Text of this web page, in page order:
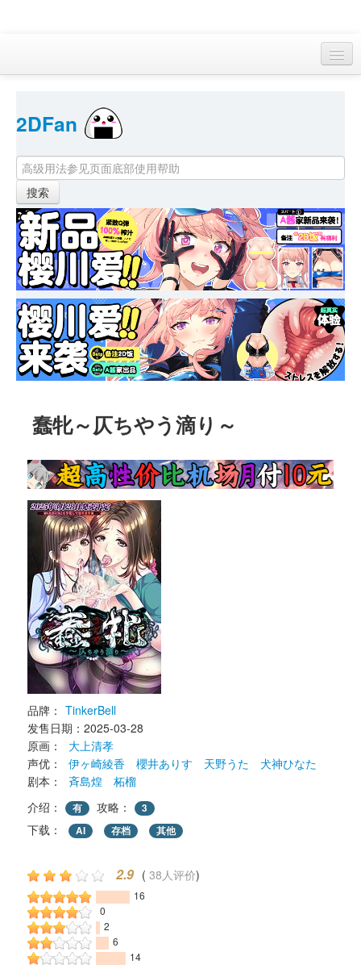
首页
找游戏
下资源
目录
本月新作
站内动态
小组
KF Online
2DFan
蠢牝～仄ちやう滴り～
品牌： TinkerBell
发售日期：2025-03-28
原画：
大上清孝
声优：
伊ヶ崎綾香 櫻井ありす 天野うた
犬神ひなた
剧本：
斉島煌
柘榴
介绍：
有 攻略： 3
下载： AI 存档 其他
2.9 ( 38人评价)
16
0
2
6
14